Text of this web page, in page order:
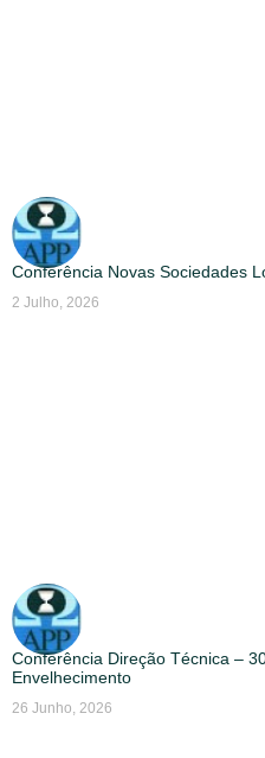
Conferência Novas Sociedades
2 Julho, 2026
Conferência Direção Técnica –
Envelhecimento
26 Junho, 2026